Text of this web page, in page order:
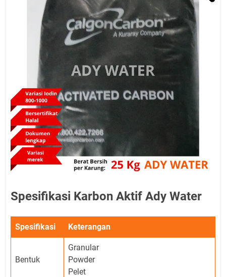
Spesifikasi Karbon Aktif Ady Water
Spesifikasi Keterangan
Bentuk
Granular
Powder
Pelet